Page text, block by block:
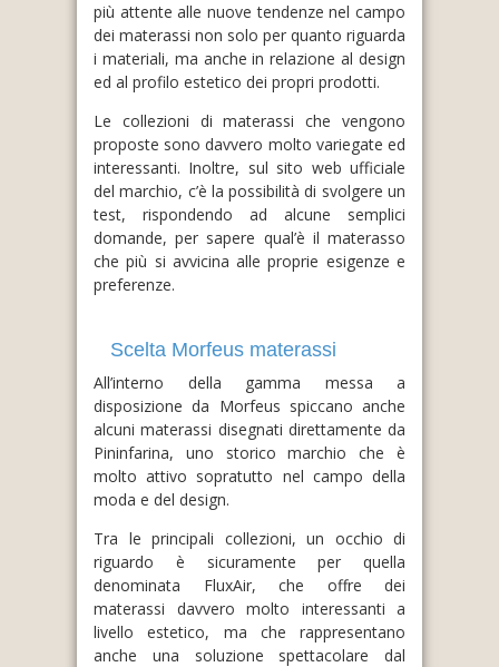
più attente alle nuove tendenze nel campo
dei materassi non solo per quanto riguarda
i materiali, ma anche in relazione al design
ed al profilo estetico dei propri prodotti.
Le collezioni di materassi che vengono
proposte sono davvero molto variegate ed
interessanti. Inoltre, sul sito web ufficiale
del marchio, c’è la possibilità di svolgere un
test, rispondendo ad alcune semplici
domande, per sapere qual’è il materasso
che più si avvicina alle proprie esigenze e
preferenze.
Scelta Morfeus materassi
All’interno della gamma messa a
disposizione da Morfeus spiccano anche
alcuni materassi disegnati direttamente da
Pininfarina, uno storico marchio che è
molto attivo sopratutto nel campo della
moda e del design.
Tra le principali collezioni, un occhio di
riguardo è sicuramente per quella
denominata FluxAir, che offre dei
materassi davvero molto interessanti a
livello estetico, ma che rappresentano
anche una soluzione spettacolare dal